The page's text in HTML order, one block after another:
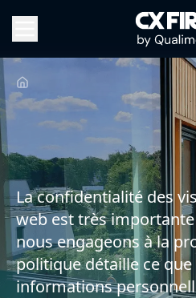
La confidentialité des
web est très
nous engageons à la
politique détaille ce
informations